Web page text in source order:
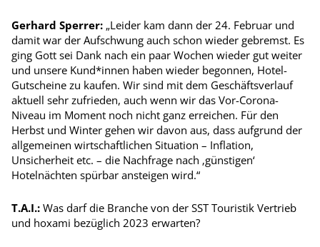
Gerhard Sperrer: „Leider kam dann der 24. Februar und
damit war der Aufschwung auch schon wieder gebremst. Es
ging Gott sei Dank nach ein paar Wochen wieder gut weiter
und unsere Kund*innen haben wieder begonnen, Hotel-
Gutscheine zu kaufen. Wir sind mit dem Geschäftsverlauf
aktuell sehr zufrieden, auch wenn wir das Vor-­Corona-
Niveau im Moment noch nicht ganz erreichen. Für den
Herbst und Winter gehen wir davon aus, dass aufgrund der
allgemeinen wirtschaftlichen Situation – Inflation,
Unsicherheit etc. – die Nachfrage nach ‚günstigen‘
Hotelnächten spürbar ansteigen wird.“
T.A.I.: Was darf die Branche von der SST Touristik Vertrieb
und hoxami bezüglich 2023 erwarten?